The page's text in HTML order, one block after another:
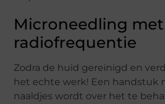
Microneedling met
radiofrequentie
Zodra de huid gereinigd en
het echte werk! Een handstuk
naaldjes wordt over het te